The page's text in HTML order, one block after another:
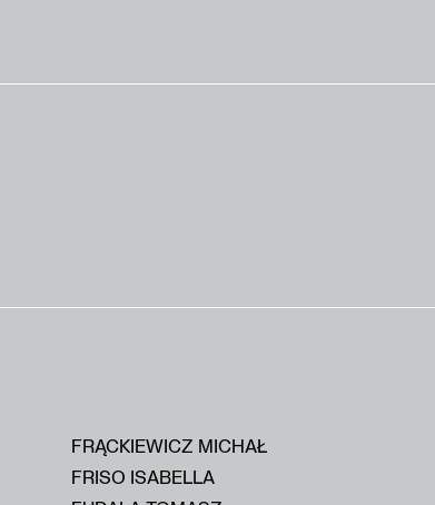
FRĄCKIEWICZ MICHAŁ
FRISO ISABELLA